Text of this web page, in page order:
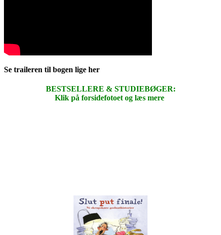
Se traileren til bogen lige her
BESTSELLERE & STUDIEBØGER:
Klik på forsidefotoet og læs mere